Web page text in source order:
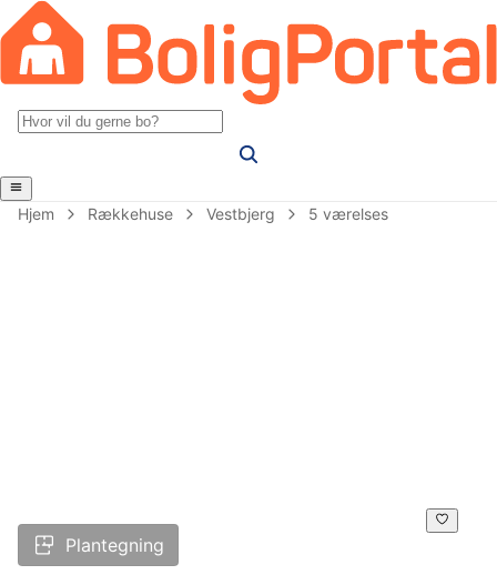
Hjem Rækkehuse Vestbjerg 5 værelses
Plantegning